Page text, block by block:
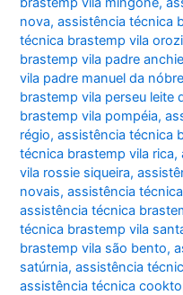
nova,assistência técnica
técnica brastemp vila
brastemp vila padre
vila padre manuel da
brastemp vila perseu leite
brastemp vila pompéia,
régio,assistência técnica
técnica brastemp vila rica,
vila rossie siqueira,
novais,assistência
assistência técnica
técnica brastemp vila
brastemp vila são bento,
satúrnia,assistência
assistência técnica